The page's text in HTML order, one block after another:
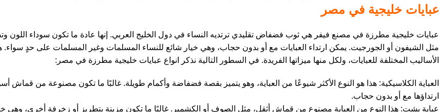
عبايات خليجية في مصر
عبايات خليجية مطرزة في مصنع فيفر هي ثوب فضفاض تقليدي ترتديه النساء في دول الخليج العربي. إنها عادة ما تكون سوداء
مثل الشيفون أو الجورجيت. يمكن ارتداء العبايات مع أو بدون حجاب، وهي خيار شائع للنساء المسلمات وغير المسلمات على حدٍ سواء.
الأساليب المختلفة للعبايات، ولكل منها ميزاتها الفريدة. في السطور التالية نذكر انواع عبايات خليجية مطرزة في مصر:
العباية الكلاسيكية: هذا هو النوع الأكثر شيوعًا من العباية، وهو يتميز بقصة فضفاضة وأكمام طويلة. غالبًا ما تكون مصنوعة من قماش
ارتداؤها مع أو بدون حجاب.
عباية بشت: هذا النوع من العباية مصنوع من قماش أثقل، مثل الصوف أو الكشمير. غالبًا ما تكون مزينة بتطريز أو زخرفة أخرى، وهي